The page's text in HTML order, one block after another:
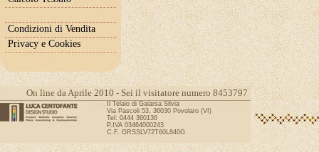
Condizioni di Vendita
Privacy e Cookies
On line da Aprile 2010 - Sei il visitatore numero 8453797
Il Telaio di Gaiarsa Silvia
Via Pascoli 53, 36030 Povolaro (VI)
Tel: 0444 360136
P.IVA 03464000243
C.F. GRSSLV72T60L840G